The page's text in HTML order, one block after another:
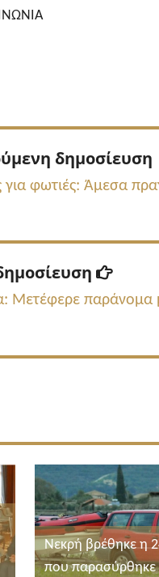
δημοσίευση
για φωτιές: Άμεσα
Μετέφερε παράνομα
Νεκρή βρέθηκε η
που